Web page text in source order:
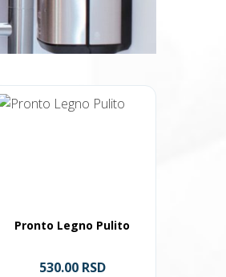
Pronto Legno Pulito
530.00 RSD